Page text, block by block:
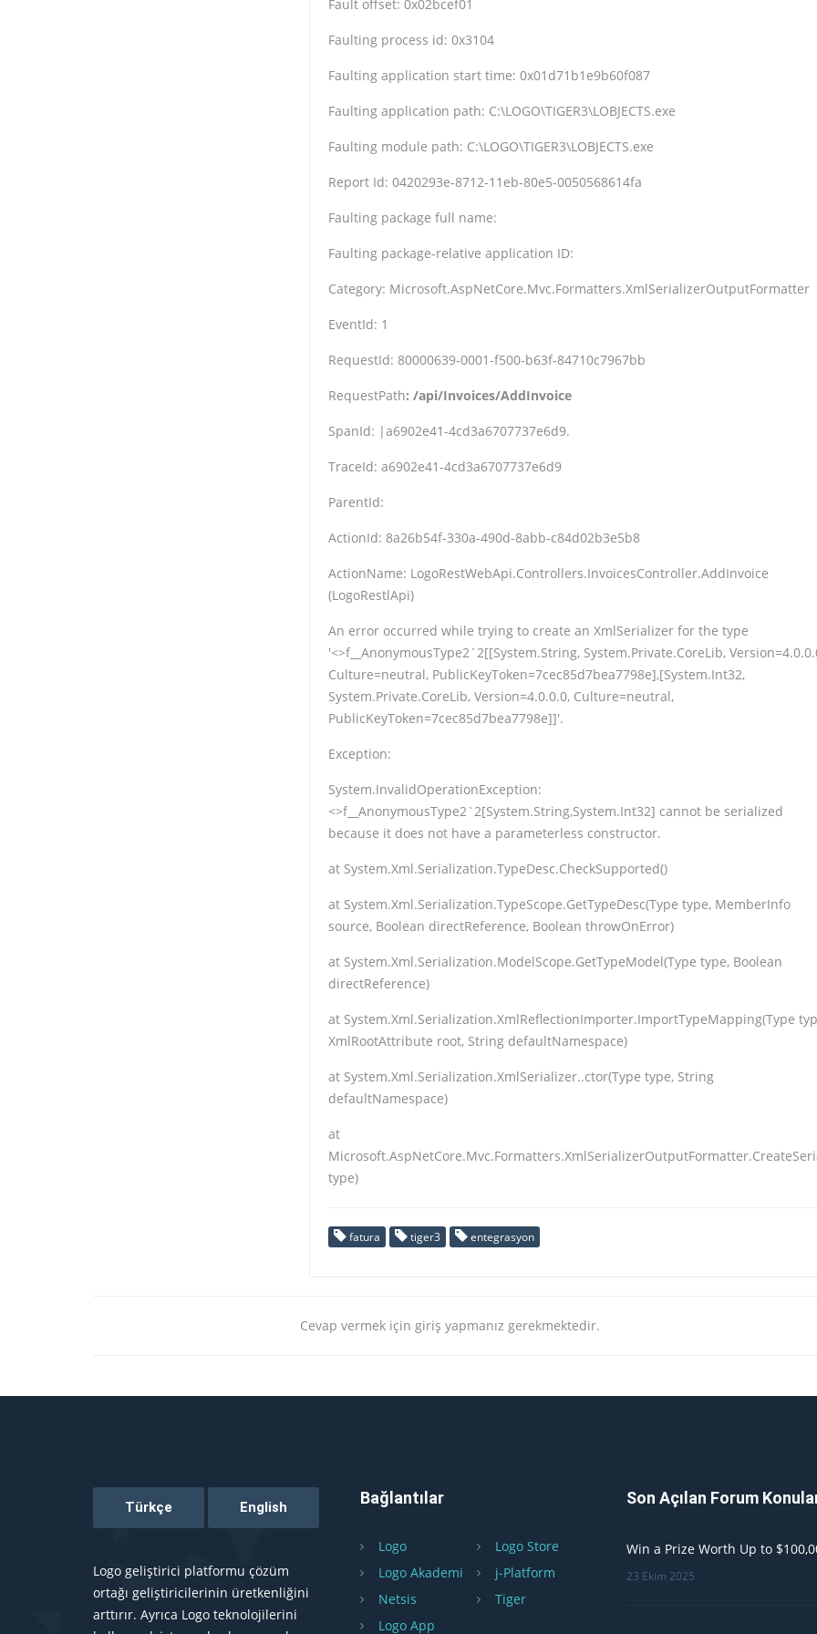
Fault offset: 0x02bcef01
Faulting process id: 0x3104
Faulting application start time: 0x01d71b1e9b60f087
Faulting application path: C:\LOGO\TIGER3\LOBJECTS.exe
Faulting module path: C:\LOGO\TIGER3\LOBJECTS.exe
Report Id: 0420293e-8712-11eb-80e5-0050568614fa
Faulting package full name:
Faulting package-relative application ID:
Category: Microsoft.AspNetCore.Mvc.Formatters.XmlSerializerOutputFormatter
EventId: 1
RequestId: 80000639-0001-f500-b63f-84710c7967bb
RequestPath: /api/Invoices/AddInvoice
SpanId: |a6902e41-4cd3a6707737e6d9.
TraceId: a6902e41-4cd3a6707737e6d9
ParentId:
ActionId: 8a26b54f-330a-490d-8abb-c84d02b3e5b8
ActionName: LogoRestWebApi.Controllers.InvoicesController.AddInvoice
(LogoRestlApi)
An error occurred while trying to create an XmlSerializer for the type
'<>f__AnonymousType2`2[[System.String, System.Private.CoreLib,
Culture=neutral, PublicKeyToken=7cec85d7bea7798e],[System.Int32,
System.Private.CoreLib, Version=4.0.0.0, Culture=neutral,
PublicKeyToken=7cec85d7bea7798e]]'.
Exception:
System.InvalidOperationException:
<>f__AnonymousType2`2[System.String,System.Int32] cannot be serialized
because it does not have a parameterless constructor.
at System.Xml.Serialization.TypeDesc.CheckSupported()
at System.Xml.Serialization.TypeScope.GetTypeDesc(Type type, MemberInfo
source, Boolean directReference, Boolean throwOnError)
at System.Xml.Serialization.ModelScope.GetTypeModel(Type type, Boolean
directReference)
at System.Xml.Serialization.XmlReflectionImporter.ImportTypeMapping(Type
XmlRootAttribute root, String defaultNamespace)
at System.Xml.Serialization.XmlSerializer..ctor(Type type, String
defaultNamespace)
at
type)
fatura tiger3 entegrasyon
Cevap vermek için giriş yapmanız gerekmektedir.
Logo geliştirici platformu çözüm
ortağı geliştiricilerinin üretkenliğini
arttırır. Ayrıca Logo teknolojilerini
Bağlantılar
Logo
Logo Store
Logo Akademi
j-Platform
Netsis
Tiger
Logo App
Son Açılan Forum
Win a Prize Worth Up to
23 Ekim 2025